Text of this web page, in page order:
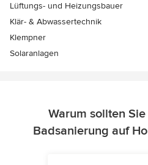
Lüftungs- und Heizungsbauer
Klär- & Abwassertechnik
Klempner
Solaranlagen
Warum sollten
Badsanierung auf